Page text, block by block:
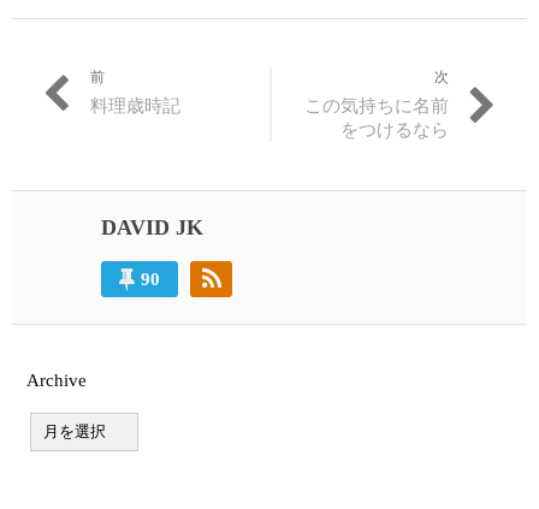
投
ビ
ン
前
過
稿:
料理歳時記
次
この気持ちに名前
をつけるなら
DAVID JK
90
Archive